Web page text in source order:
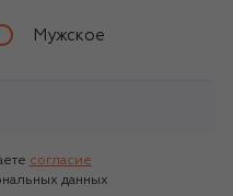
Мужское
согласие
данных